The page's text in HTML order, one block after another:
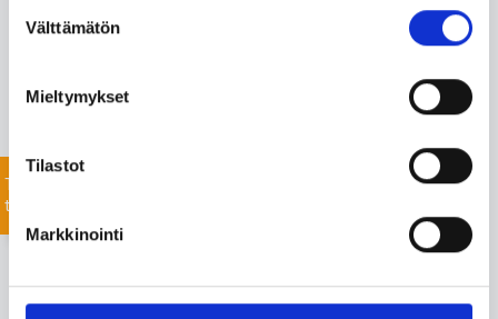
valinta
Välttämätön
Mieltymykset
Tilastot
Markkinointi
projektiisi sopivat tuotteet nopealla toimitusajalla. Myös
listaamattomien tuotteiden toimitus onnistuu mittavan
Jätä yhteydenottopyyntö helposti tässä, niin
Tiedustele
tuotteista